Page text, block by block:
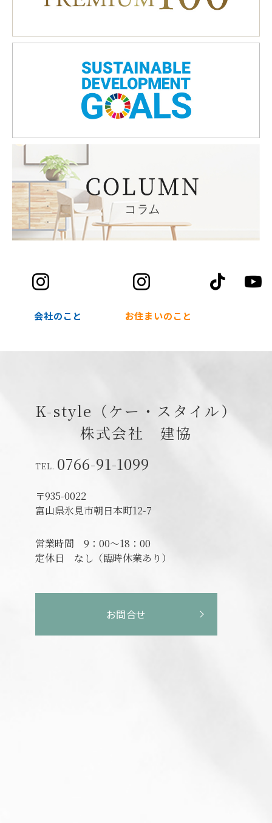
会社のこと お住まいのこと
K-style（ケー・スタイル）
株式会社 建協
0766-91-1099
〒935-0022
富山県氷見市朝日本町12-7
営業時間 9：00～18：00
定休日 なし（臨時休業あり）
お問合せ